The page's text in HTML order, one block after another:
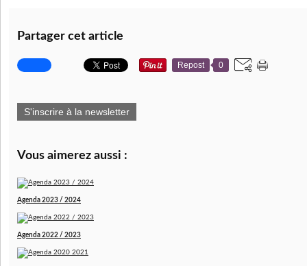
Partager cet article
Repost 0
S'inscrire à la newsletter
Vous aimerez aussi :
Agenda 2023 / 2024
Agenda 2022 / 2023